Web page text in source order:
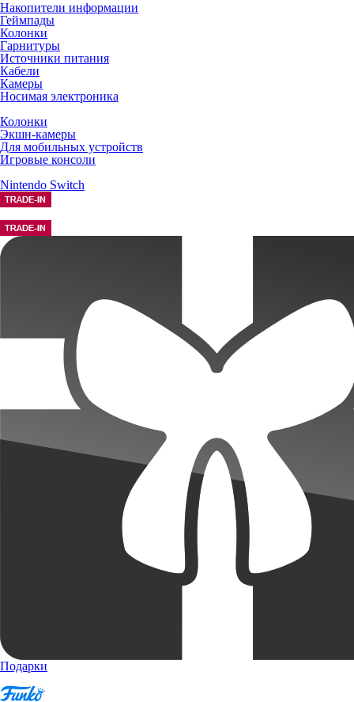
Накопители информации
Геймпады
Колонки
Гарнитуры
Источники питания
Кабели
Камеры
Носимая электроника
Колонки
Экшн-камеры
Для мобильных устройств
Игровые консоли
Nintendo Switch
Подарки